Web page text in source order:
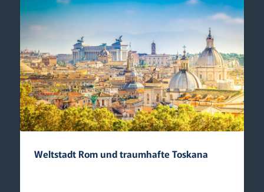
Weltstadt Rom und traumhafte Toskana